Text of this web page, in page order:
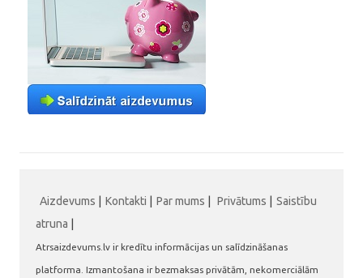
Aizdevums Kontakti Par mums Privātums
Saistību
atruna
Atrsaizdevums.lv ir kredītu informācijas un salīdzināšanas
platforma. Izmantošana ir bezmaksas privātām, nekomerciālām